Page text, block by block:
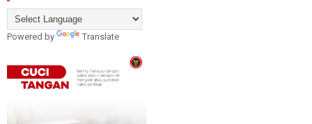
Powered by Translate